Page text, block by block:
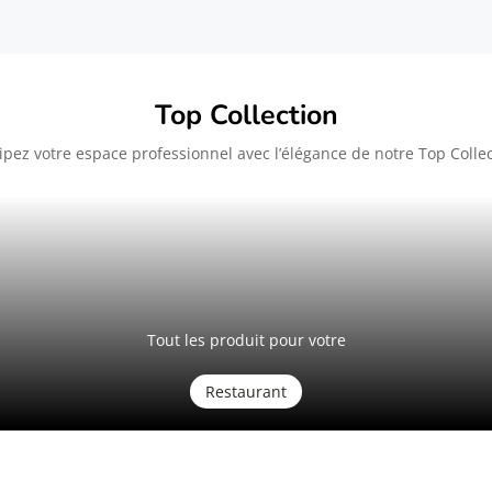
Top Collection
votre espace professionnel avec l’élégance de notre Top
Tout les produit pour votre
Restaurant